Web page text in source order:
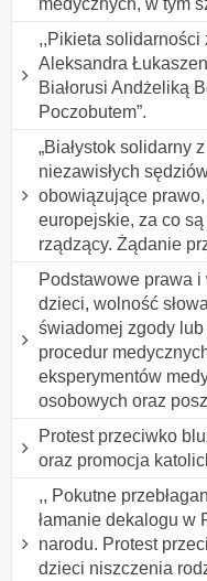
,,Pikieta solidarności
Aleksandra
Białorusi Andżeliką
Poczobutem”.
„Białystok solidarny
niezawisłych
obowiązujące
europejskie, za co
rządzący. Żądanie
Podstawowe prawa
dzieci, wolność
świadomej zgody
procedur
eksperymentów
osobowych oraz
Protest przeciwko
oraz promocja
,, Pokutne
łamanie dekalogu w
narodu. Protest
dzieci niszczenia